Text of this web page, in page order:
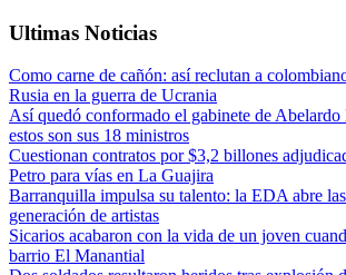
Ultimas Noticias
Como carne de cañón: así reclutan a
Rusia en la guerra de Ucrania
Así quedó conformado el gabinete de
estos son sus 18 ministros
Cuestionan contratos por $3,2 billones
Petro para vías en La Guajira
Barranquilla impulsa su talento: la EDA abre
generación de artistas
Sicarios acabaron con la vida de un joven
barrio El Manantial